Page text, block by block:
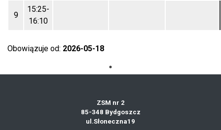
9
15:25-
16:10
Obowiązuje od: 2026-05-18
ZSM nr 2
85-348 Bydgoszcz
ul.Słoneczna19